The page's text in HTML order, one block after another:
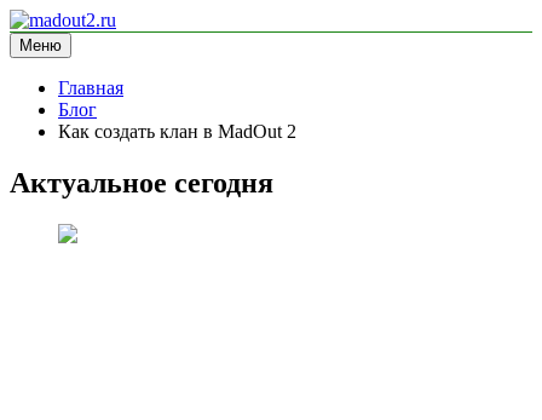
Перейти
к
содержимому
madout2.ru
информационный сайт
Меню
Главная
Блог
Как создать клан в MadOut 2
Актуальное сегодня